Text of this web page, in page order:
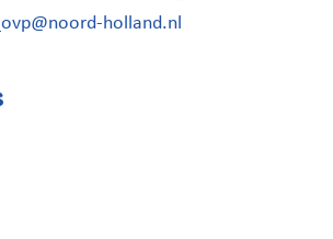
holland.nl